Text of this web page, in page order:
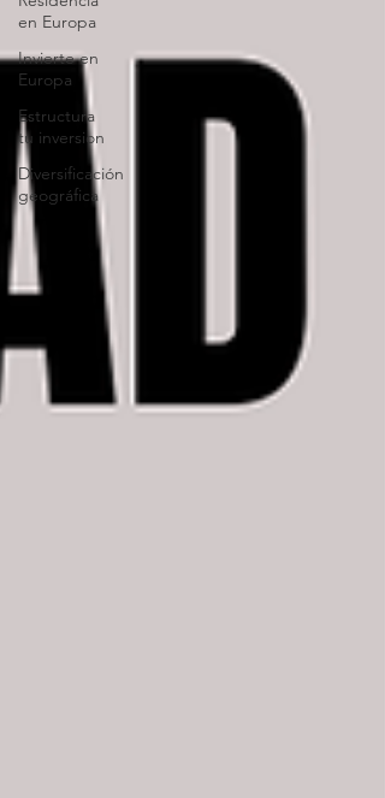
en Europa
Invierte en
Europa
Estructura
tu inversion
Diversificación
geográfica